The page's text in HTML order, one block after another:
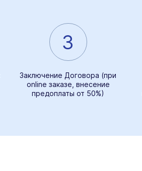
3
Заключение Договора (при
online заказе, внесение
предоплаты от 50%)